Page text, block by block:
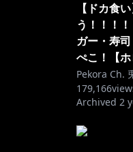
【ドカ食
う！！！
ガー・寿
ぺこ！【ホ
Pekora Ch.
179,166
Archived 2